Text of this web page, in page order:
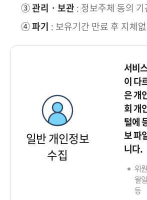
③관리ㆍ보관 : 정보주체 동의
④파기 : 보유기간 만료 후 지체
일반 개인정보
수집
서비
이 다
은 개
회 개
털에
보 파
니다.
위
월
등